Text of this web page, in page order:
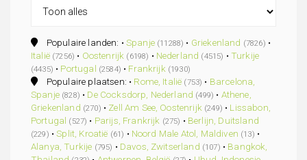
Populaire landen: •Spanje (11288) • Griekenland (7826) •
Italië (7256) • Oostenrijk (6198) • Nederland (4515) • Turkije
(4435) • Portugal (2584) • Frankrijk (1930)
Populaire plaatsen: • Rome, Italië (753) • Barcelona,
Spanje (828) • De Cocksdorp, Nederland (499) • Athene,
Griekenland (270) • Zell Am See, Oostenrijk (249) • Lissabon,
Portugal (527) • Parijs, Frankrijk (275) • Berlijn, Duitsland
(229) •Split, Kroatië (61) • Noord Male Atol, Maldiven (13) •
Alanya, Turkije (795) • Davos, Zwitserland (107) • Bangkok,